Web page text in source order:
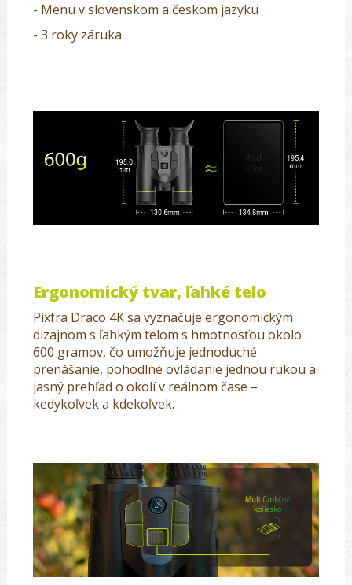
- Menu v slovenskom a českom jazyku
- 3 roky záruka
Ergonomický tvar, ľahké telo
Pixfra Draco 4K sa vyznačuje ergonomickým
dizajnom s ľahkým telom s hmotnosťou okolo
600 gramov, čo umožňuje jednoduché
prenášanie, pohodlné ovládanie jednou rukou a
jasný prehľad o okolí v reálnom čase –
kedykoľvek a kdekoľvek.